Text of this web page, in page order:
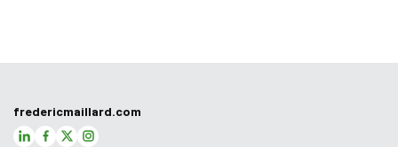
fredericmaillard.com